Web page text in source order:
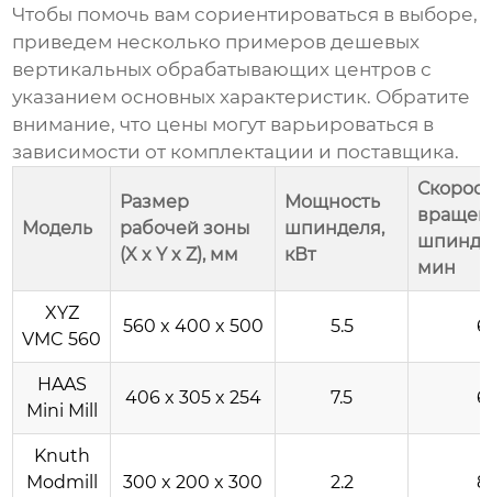
Чтобы помочь вам сориентироваться в выборе,
приведем несколько примеровдешевых
вертикальных обрабатывающих центров с
указанием основных характеристик. Обратите
внимание, что цены могут варьироваться в
зависимости от комплектации и поставщика.
Модель
Размер
рабочей зоны
(X x Y x Z), мм
Мощность
шпинделя,
кВт
мин
XYZ
VMC 560
560 x 400 x 500 5.5
HAAS
Mini Mill
406 x 305 x 254 7.5
Knuth
Modmill
300 x 200 x 300 2.2